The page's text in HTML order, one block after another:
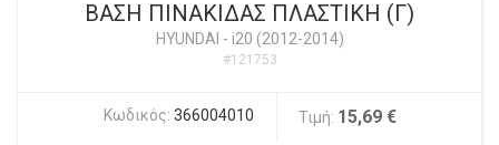
ΒΑΣΗ ΠΙΝΑΚΙΔΑΣ ΠΛΑΣΤΙΚΗ (Γ)
HYUNDAI - i20 (2012-2014)
#121753
Κωδικός: 366004010 Τιμή: 15,69 €